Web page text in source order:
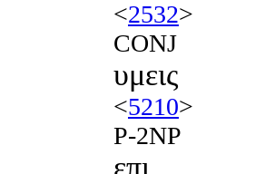
<2532>
CONJ
υμεις
<5210>
P-2NP
επι